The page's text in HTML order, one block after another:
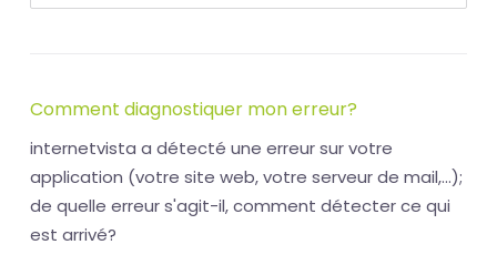
Comment diagnostiquer mon erreur?
internetvista a détecté une erreur sur votre
application (votre site web, votre serveur de mail,...);
de quelle erreur s'agit-il, comment détecter ce qui
est arrivé?